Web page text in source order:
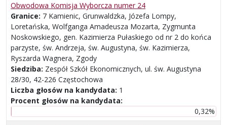
Obwodowa Komisja Wyborcza numer 24
Granice: 7 Kamienic, Grunwaldzka, Józefa Lompy,
Loretańska, Wolfganga Amadeusza Mozarta, Zygmunta
Noskowskiego, gen. Kazimierza Pułaskiego od nr 2 do końca
parzyste, św. Andrzeja, św. Augustyna, św. Kazimierza,
Ryszarda Wagnera, Zgody
Siedziba: Zespół Szkół Ekonomicznych, ul. św. Augustyna
28/30, 42-226 Częstochowa
Liczba głosów na kandydata: 1
Procent głosów na kandydata:
0,32%